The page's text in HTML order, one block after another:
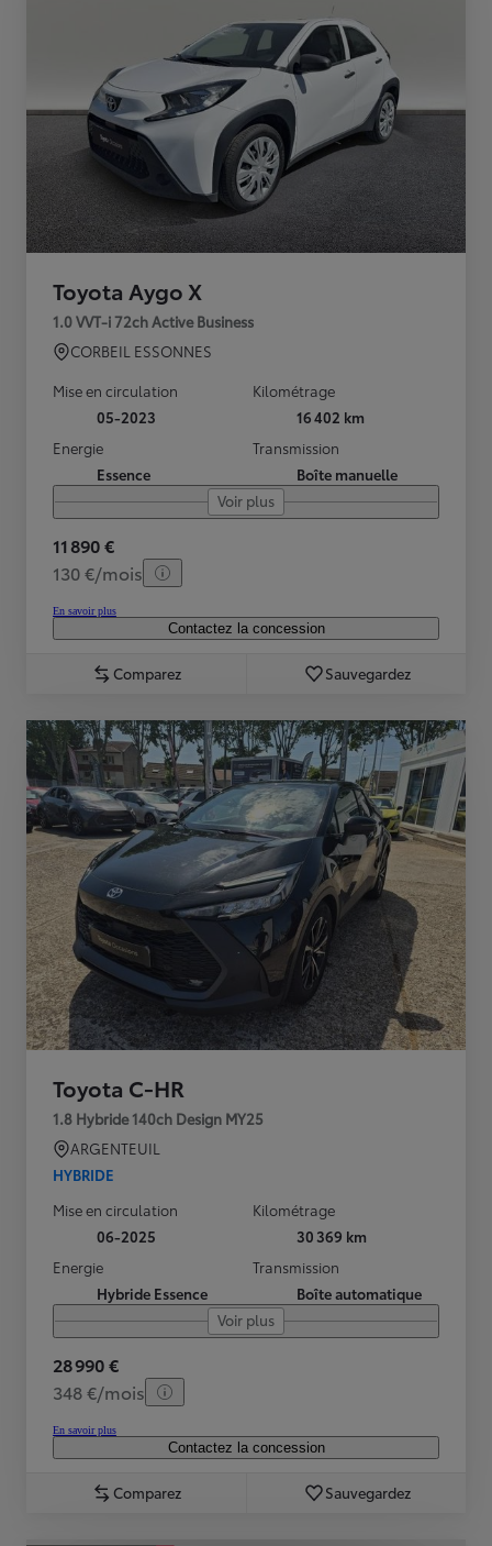
Toyota Aygo X
1.0 VVT-i 72ch Active Business
CORBEIL ESSONNES
Mise en circulation
05-2023
Kilométrage
16 402 km
Energie
Essence
Transmission
Boîte manuelle
Voir plus
11 890 €
130 €/mois
En savoir plus
Contactez la concession
Comparez Sauvegardez
Toyota C-HR
1.8 Hybride 140ch Design MY25
ARGENTEUIL
HYBRIDE
Mise en circulation
06-2025
Kilométrage
30 369 km
Energie
Hybride Essence
Transmission
Boîte automatique
Voir plus
28 990 €
348 €/mois
En savoir plus
Contactez la concession
Comparez Sauvegardez